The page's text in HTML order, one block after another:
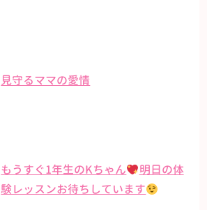
見守るママの愛情
もうすぐ1年生のKちゃん
明日の体
験レッスンお待ちしています